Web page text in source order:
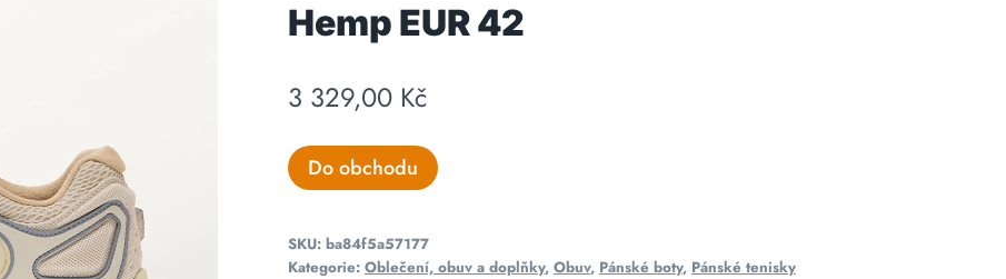
Hemp EUR 42
3 329,00 Kč
Do obchodu
SKU: ba84f5a57177
Kategorie: Oblečení, obuv a doplňky, Obuv, Pánské boty, Pánské tenisky